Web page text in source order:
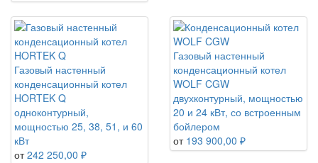
Газовый настенный
конденсационный котел
HORTEK Q
одноконтурный,
мощностью 25, 38, 51, и 60
кВт
от 242 250,00 ₽
Газовый настенный
конденсационный котел
WOLF CGW
двухконтурный, мощностью
20 и 24 кВт, со встроенным
бойлером
от 193 900,00 ₽